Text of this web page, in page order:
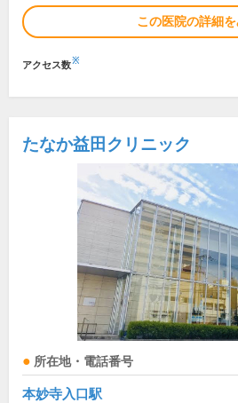
この医院の詳細
アクセス数※
たなか益田クリニック
所在地・電話番号
本妙寺入口駅